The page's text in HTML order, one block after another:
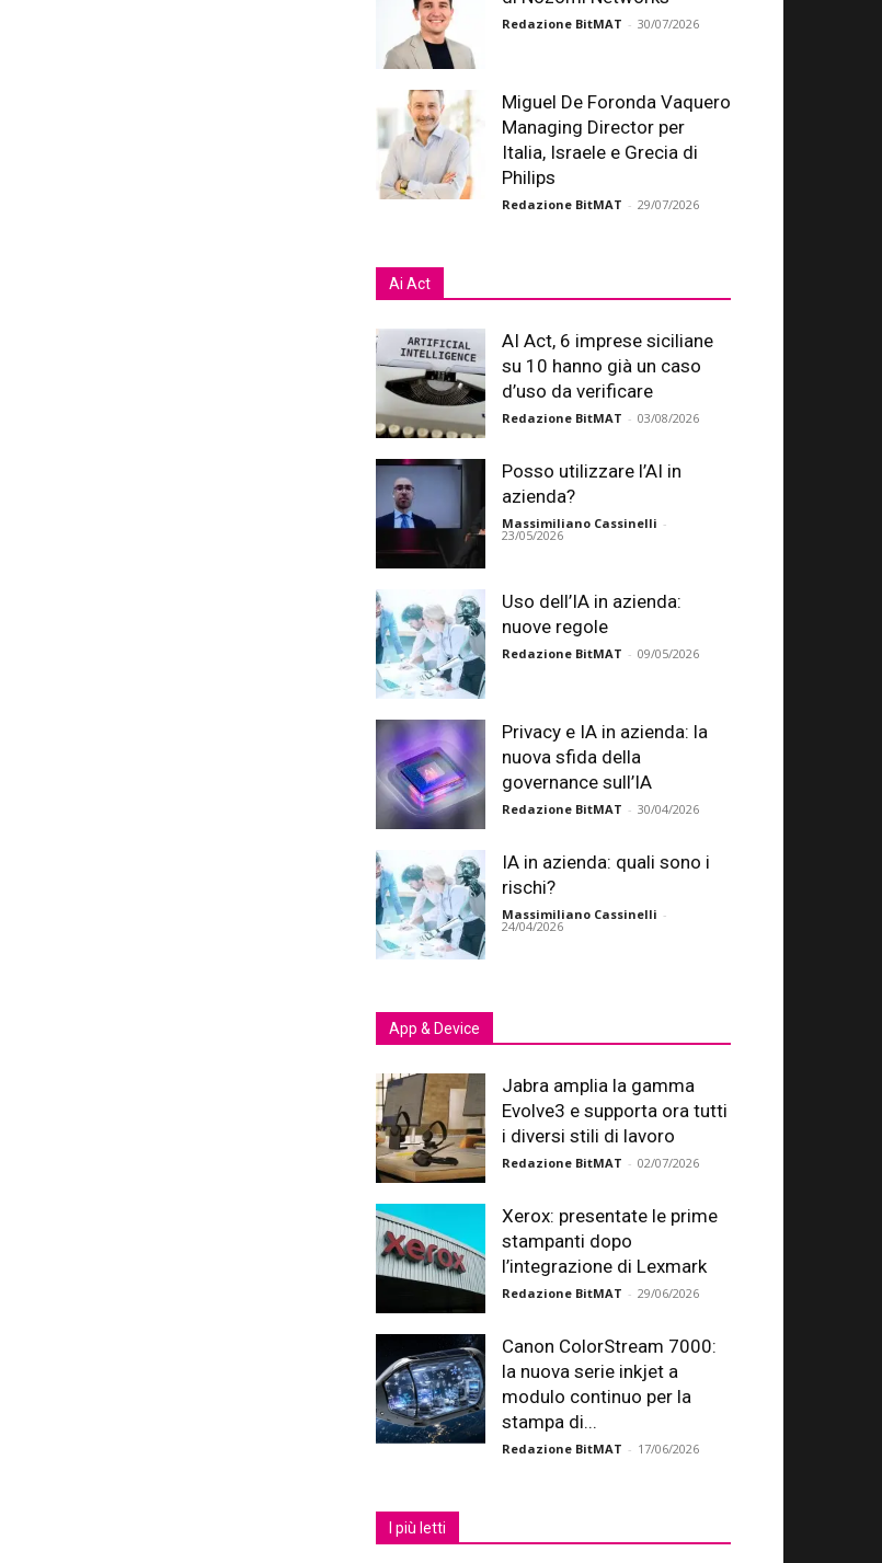
Redazione BitMAT - 30/07/2026
Miguel De Foronda Vaquero
Managing Director per
Italia, Israele e Grecia di
Philips
Redazione BitMAT - 29/07/2026
Ai Act
AI Act, 6 imprese siciliane
su 10 hanno già un caso
d’uso da verificare
Redazione BitMAT - 03/08/2026
Posso utilizzare l’AI in
azienda?
Massimiliano Cassinelli -
23/05/2026
Uso dell’IA in azienda:
nuove regole
Redazione BitMAT - 09/05/2026
Privacy e IA in azienda: la
nuova sfida della
governance sull’IA
Redazione BitMAT - 30/04/2026
IA in azienda: quali sono i
rischi?
Massimiliano Cassinelli -
24/04/2026
App & Device
Jabra amplia la gamma
Evolve3 e supporta ora tutti
i diversi stili di lavoro
Redazione BitMAT - 02/07/2026
Xerox: presentate le prime
stampanti dopo
l’integrazione di Lexmark
Redazione BitMAT - 29/06/2026
Canon ColorStream 7000:
la nuova serie inkjet a
modulo continuo per la
stampa di...
Redazione BitMAT - 17/06/2026
I più letti